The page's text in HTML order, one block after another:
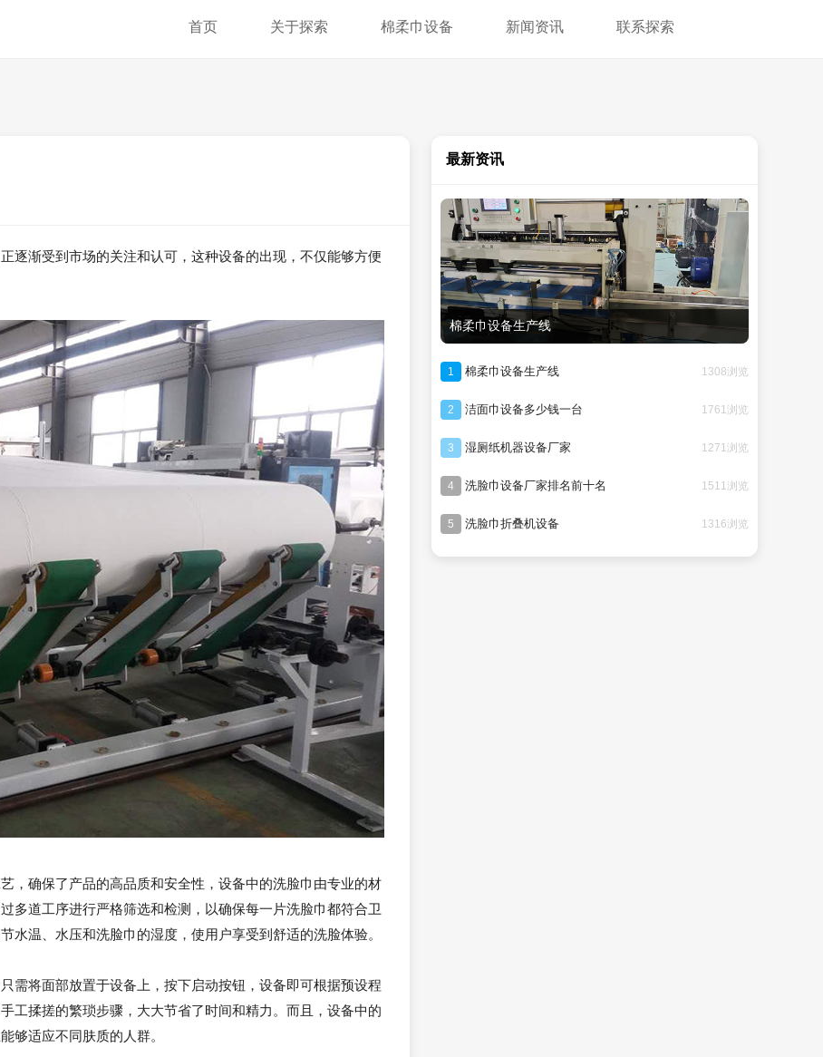
首页 关于探索 棉柔巾设备 新闻资讯 联系探索
逐渐受到市场的关注和认可，这种设备的出现，不仅能够方便
，确保了产品的高品质和安全性，设备中的洗脸巾由专业的材
多道工序进行严格筛选和检测，以确保每一片洗脸巾都符合卫
水温、水压和洗脸巾的湿度，使用户享受到舒适的洗脸体验。
需将面部放置于设备上，按下启动按钮，设备即可根据预设程
工揉搓的繁琐步骤，大大节省了时间和精力。而且，设备中的
够适应不同肤质的人群。
最新资讯
棉柔巾设备生产线
1 棉柔巾设备生产线 1308浏览
2 洁面巾设备多少钱一台 1761浏览
3 湿厕纸机器设备厂家 1271浏览
4 洗脸巾设备厂家排名前十名 1511浏览
5 洗脸巾折叠机设备 1316浏览